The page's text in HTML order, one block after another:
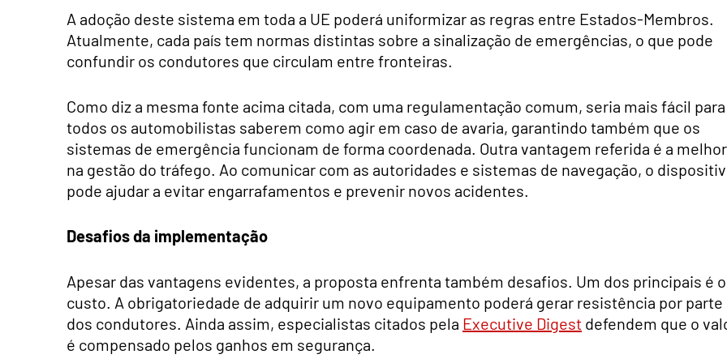
A adoção deste sistema em toda a UE poderá uniformizar as regras entre Estados-Membros.
Atualmente, cada país tem normas distintas sobre a sinalização de emergências, o que pode
confundir os condutores que circulam entre fronteiras.
Como diz a mesma fonte acima citada, com uma regulamentação comum, seria mais fácil para
todos os automobilistas saberem como agir em caso de avaria, garantindo também que os
sistemas de emergência funcionam de forma coordenada. Outra vantagem referida é a
na gestão do tráfego. Ao comunicar com as autoridades e sistemas de navegação, o
pode ajudar a evitar engarrafamentos e prevenir novos acidentes.
Desafios da implementação
Apesar das vantagens evidentes, a proposta enfrenta também desafios. Um dos principais é o
custo. A obrigatoriedade de adquirir um novo equipamento poderá gerar resistência por parte
dos condutores. Ainda assim, especialistas citados pela Executive Digest defendem que o
é compensado pelos ganhos em segurança.